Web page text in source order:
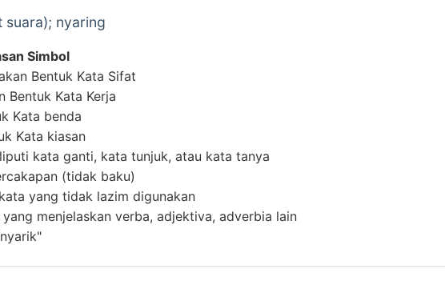
suara); nyaring
Simbol
Bentuk Kata Sifat
Bentuk Kata Kerja
Kata benda
Kata kiasan
kata ganti, kata tunjuk, atau kata tanya
(tidak baku)
yang tidak lazim digunakan
yang menjelaskan verba, adjektiva, adverbia lain